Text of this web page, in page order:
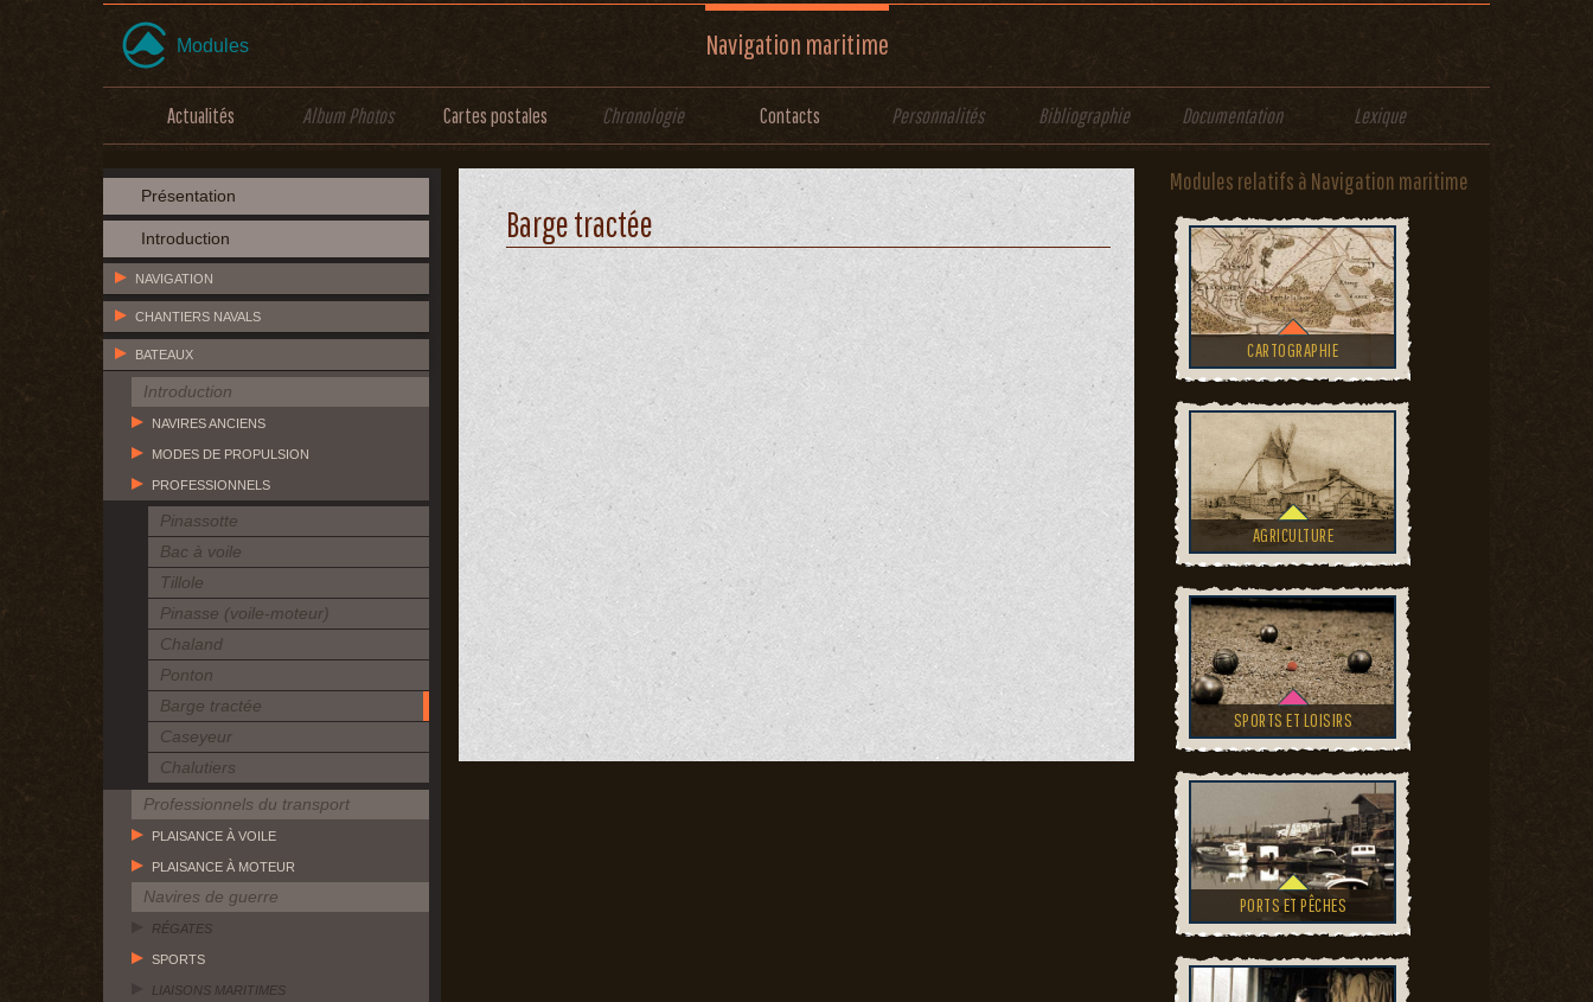
Modules Navigation maritime
Actualités Album Photos Cartes postales Chronologie Contacts Personnalités Bibliographie Documentation Lexique
Présentation
Introduction
NAVIGATION
CHANTIERS NAVALS
BATEAUX
Introduction
NAVIRES ANCIENS
MODES DE PROPULSION
PROFESSIONNELS
Pinassotte
Bac à voile
Tillole
Pinasse (voile-moteur)
Chaland
Ponton
Barge tractée
Caseyeur
Chalutiers
Professionnels du transport
PLAISANCE À VOILE
PLAISANCE À MOTEUR
Navires de guerre
RÉGATES
SPORTS
LIAISONS MARITIMES
Barge tractée
Modules relatifs à Navigation maritime
CARTOGRAPHIE
AGRICULTURE
SPORTS ET LOISIRS
PORTS ET PÊCHES